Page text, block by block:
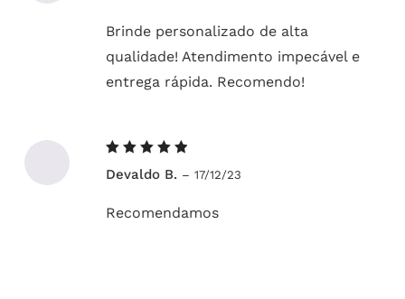
Brinde personalizado de alta
qualidade! Atendimento impecável e
entrega rápida. Recomendo!
5de 5
Devaldo B. – 17/12/23
Recomendamos